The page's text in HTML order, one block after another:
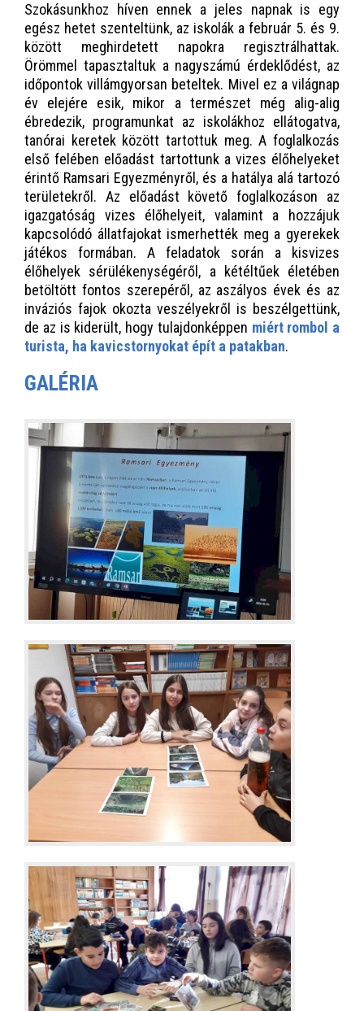
Szokásunkhoz híven ennek a jeles napnak is egy
egész hetet szenteltünk, az iskolák a február 5. és 9.
között meghirdetett napokra regisztrálhattak.
Örömmel tapasztaltuk a nagyszámú érdeklődést, az
időpontok villámgyorsan beteltek. Mivel ez a világnap
év elejére esik, mikor a természet még alig-alig
ébredezik, programunkat az iskolákhoz ellátogatva,
tanórai keretek között tartottuk meg. A foglalkozás
első felében előadást tartottunk a vizes élőhelyeket
érintő Ramsari Egyezményről, és a hatálya alá tartozó
területekről. Az előadást követő foglalkozáson az
igazgatóság vizes élőhelyeit, valamint a hozzájuk
kapcsolódó állatfajokat ismerhették meg a gyerekek
játékos formában. A feladatok során a kisvizes
élőhelyek sérülékenységéről, a kétéltűek életében
betöltött fontos szerepéről, az aszályos évek és az
inváziós fajok okozta veszélyekről is beszélgettünk,
de az is kiderült, hogy tulajdonképpen miért rombol a
turista, ha kavicstornyokat épít a patakban.
GALÉRIA